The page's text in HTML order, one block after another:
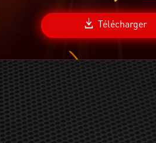
Télécharger
12, Windows 7 et 10.​ La
non pris en charge.​ GD-157